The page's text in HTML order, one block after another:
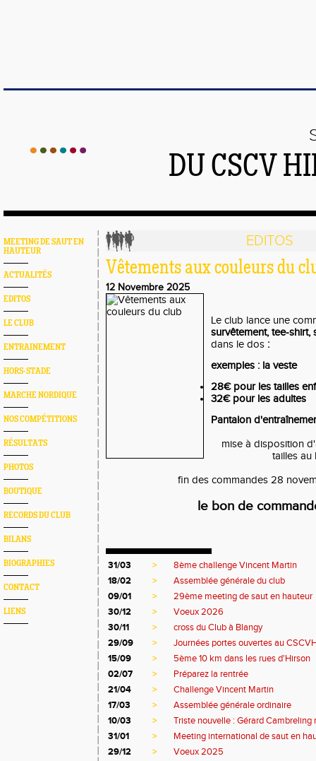
DU CSCV
MEETING DE SAUT EN
HAUTEUR
ACTUALITÉS
EDITOS
LE CLUB
ENTRAINEMENT
HORS-STADE
MARCHE NORDIQUE
NOS COMPÉTITIONS
RÉSULTATS
PHOTOS
BOUTIQUE
RECORDS DU CLUB
BILANS
BIOGRAPHIES
CONTACT
LIENS
EDITOS
Vêtements aux couleurs du
12 Novembre 2025
Le club lance une
survêtement, tee-shirt,
dans le dos :
exemples : la veste
28€ pour les tailles
32€ pour les adultes
Pantalon
mise à disposition
tailles au
fin des commandes 28
le bon de
31/03 >
8ème challenge Vincent Martin
18/02
>
Assemblée générale du club
09/01
>
29ème meeting de saut en hauteur
30/12
>
Voeux 2026
30/11
>
cross du Club à Blangy
29/09
>
Journées portes ouvertes au
15/09
>
5ème 10 km dans les rues d'Hirson
02/07
>
Préparez la rentrée
21/04
>
Challenge Vincent Martin
17/03
>
Assemblée générale ordinaire
10/03
>
Triste nouvelle : Gérard Cambreling
31/01
>
Meeting international de saut en
29/12
>
Voeux 2025